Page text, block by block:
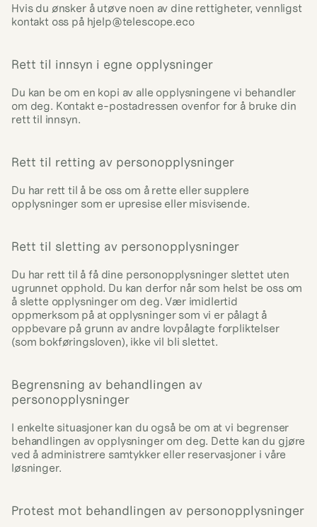
Hvis du ønsker å utøve noen av dine rettigheter, vennligst
kontakt oss på hjelp@telescope.eco
Rett til innsyn i egne opplysninger
Du kan be om en kopi av alle opplysningene vi behandler
om deg. Kontakt e-postadressen ovenfor for å bruke din
rett til innsyn.
Rett til retting av personopplysninger
Du har rett til å be oss om å rette eller supplere
opplysninger som er upresise eller misvisende.
Rett til sletting av personopplysninger
Du har rett til å få dine personopplysninger slettet uten
ugrunnet opphold. Du kan derfor når som helst be oss om
å slette opplysninger om deg. Vær imidlertid
oppmerksom på at opplysninger som vi er pålagt å
oppbevare på grunn av andre lovpålagte forpliktelser
(som bokføringsloven), ikke vil bli slettet.
Begrensning av behandlingen av
personopplysninger
I enkelte situasjoner kan du også be om at vi begrenser
behandlingen av opplysninger om deg. Dette kan du gjøre
ved å administrere samtykker eller reservasjoner i våre
løsninger.
Protest mot behandlingen av personopplysninger